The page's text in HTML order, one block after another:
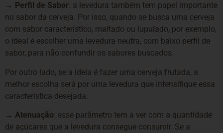
→ Perfil de Sabor: a levedura também tem papel importante
no sabor da cerveja. Por isso, quando se busca uma cerveja
com sabor característico, maltado ou lupulado, por exemplo,
o ideal é escolher uma levedura neutra, com baixo perfil de
sabor, para não confundir os sabores buscados.
Por outro lado, se a ideia é fazer uma cerveja frutada, a
melhor escolha será por uma levedura que intensifique essa
característica desejada.
→ Atenuação: esse parâmetro tem a ver com a quantidade
de açúcares que a levedura consegue consumir. Se a